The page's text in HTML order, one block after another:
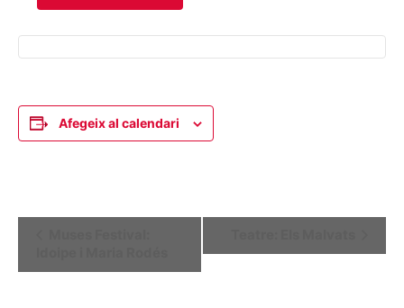
Afegeix al calendari
d'Esdeveniment